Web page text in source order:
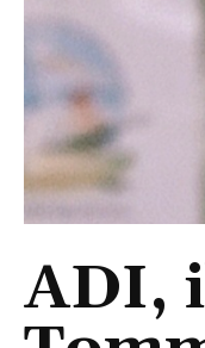
ADI,